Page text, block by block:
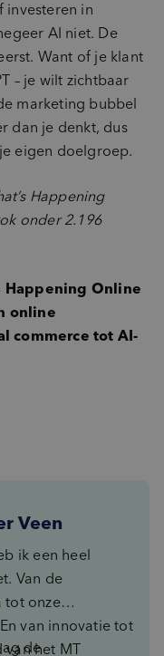
investeren in
AI niet. De
Want of je klant
– je wilt zichtbaar
marketing bubbel
dan je denkt, dus
eigen doelgroep.
Happening
onder 2.196
Happening Online
online
commerce tot AI-
Veen
ik een heel
Van de
tot onze
van innovatie tot
van het MT
de